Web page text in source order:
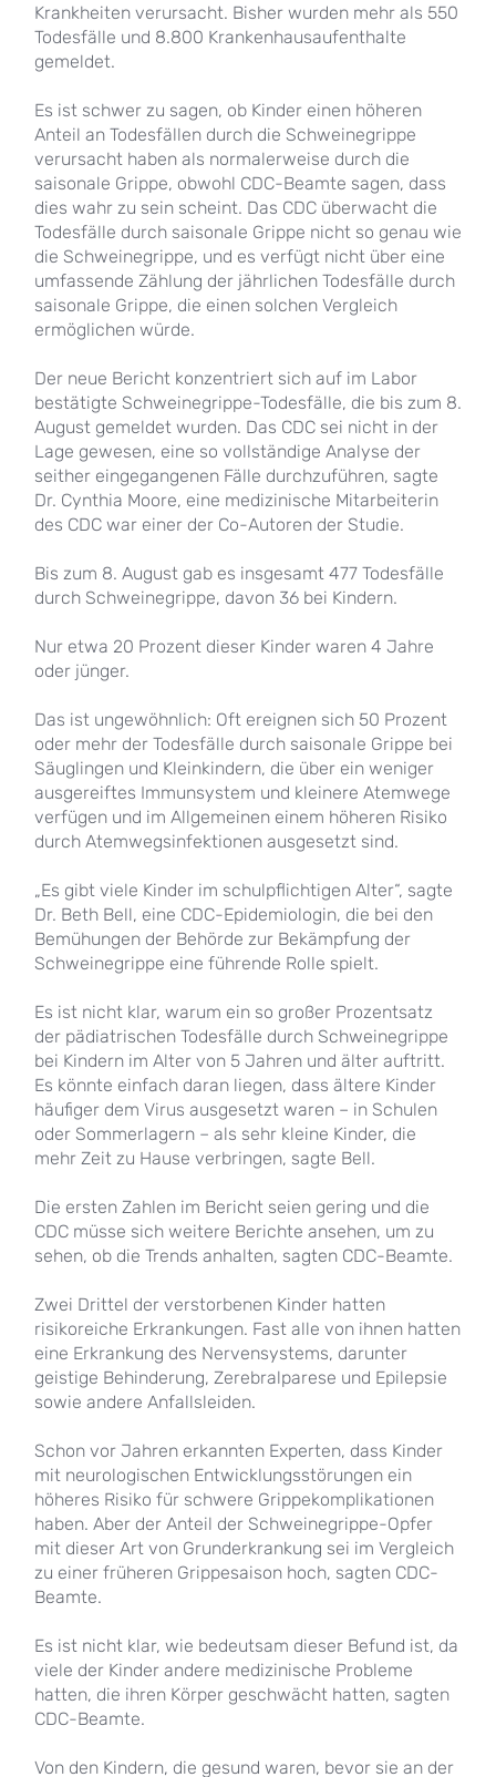
Krankheiten verursacht. Bisher wurden mehr als 550
Todesfälle und 8.800 Krankenhausaufenthalte
gemeldet.
Es ist schwer zu sagen, ob Kinder einen höheren
Anteil an Todesfällen durch die Schweinegrippe
verursacht haben als normalerweise durch die
saisonale Grippe, obwohl CDC-Beamte sagen, dass
dies wahr zu sein scheint. Das CDC überwacht die
Todesfälle durch saisonale Grippe nicht so genau wie
die Schweinegrippe, und es verfügt nicht über eine
umfassende Zählung der jährlichen Todesfälle durch
saisonale Grippe, die einen solchen Vergleich
ermöglichen würde.
Der neue Bericht konzentriert sich auf im Labor
bestätigte Schweinegrippe-Todesfälle, die bis zum 8.
August gemeldet wurden. Das CDC sei nicht in der
Lage gewesen, eine so vollständige Analyse der
seither eingegangenen Fälle durchzuführen, sagte
Dr. Cynthia Moore, eine medizinische Mitarbeiterin
des CDC war einer der Co-Autoren der Studie.
Bis zum 8. August gab es insgesamt 477 Todesfälle
durch Schweinegrippe, davon 36 bei Kindern.
Nur etwa 20 Prozent dieser Kinder waren 4 Jahre
oder jünger.
Das ist ungewöhnlich: Oft ereignen sich 50 Prozent
oder mehr der Todesfälle durch saisonale Grippe bei
Säuglingen und Kleinkindern, die über ein weniger
ausgereiftes Immunsystem und kleinere Atemwege
verfügen und im Allgemeinen einem höheren Risiko
durch Atemwegsinfektionen ausgesetzt sind.
„Es gibt viele Kinder im schulpflichtigen Alter“, sagte
Dr. Beth Bell, eine CDC-Epidemiologin, die bei den
Bemühungen der Behörde zur Bekämpfung der
Schweinegrippe eine führende Rolle spielt.
Es ist nicht klar, warum ein so großer Prozentsatz
der pädiatrischen Todesfälle durch Schweinegrippe
bei Kindern im Alter von 5 Jahren und älter auftritt.
Es könnte einfach daran liegen, dass ältere Kinder
häufiger dem Virus ausgesetzt waren – in Schulen
oder Sommerlagern – als sehr kleine Kinder, die
mehr Zeit zu Hause verbringen, sagte Bell.
Die ersten Zahlen im Bericht seien gering und die
CDC müsse sich weitere Berichte ansehen, um zu
sehen, ob die Trends anhalten, sagten CDC-Beamte.
Zwei Drittel der verstorbenen Kinder hatten
risikoreiche Erkrankungen. Fast alle von ihnen hatten
eine Erkrankung des Nervensystems, darunter
geistige Behinderung, Zerebralparese und Epilepsie
sowie andere Anfallsleiden.
Schon vor Jahren erkannten Experten, dass Kinder
mit neurologischen Entwicklungsstörungen ein
höheres Risiko für schwere Grippekomplikationen
haben. Aber der Anteil der Schweinegrippe-Opfer
mit dieser Art von Grunderkrankung sei im Vergleich
zu einer früheren Grippesaison hoch, sagten CDC-
Beamte.
Es ist nicht klar, wie bedeutsam dieser Befund ist, da
viele der Kinder andere medizinische Probleme
hatten, die ihren Körper geschwächt hatten, sagten
CDC-Beamte.
Von den Kindern, die gesund waren, bevor sie an der